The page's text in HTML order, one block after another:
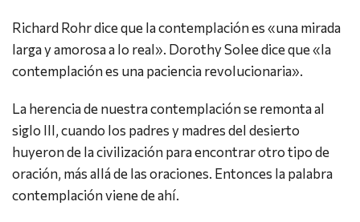
Richard Rohr dice que la contemplación es «una mirada
larga y amorosa a lo real». Dorothy Solee dice que «la
contemplación es una paciencia revolucionaria».
La herencia de nuestra contemplación se remonta al
siglo III, cuando los padres y madres del desierto
huyeron de la civilización para encontrar otro tipo de
oración, más allá de las oraciones. Entonces la palabra
contemplación viene de ahí.